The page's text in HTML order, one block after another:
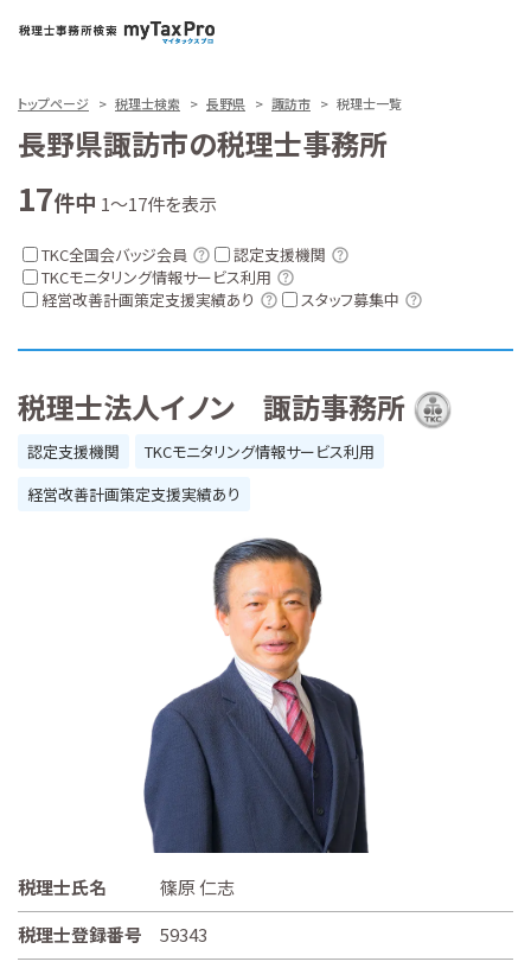
トップページ 税理士検索 長野県 諏訪市 税理士一覧
長野県諏訪市の税理士事務所
17件中 1～17件を表示
TKC全国会バッジ会員
認定支援機関
TKCモニタリング情報サービス利用
経営改善計画策定支援実績あり
スタッフ募集中
税理士法人イノン 諏訪事務所
認定支援機関
TKCモニタリング情報サービス利用
経営改善計画策定支援実績あり
税理士氏名
篠原 仁志
税理士登録番号
59343